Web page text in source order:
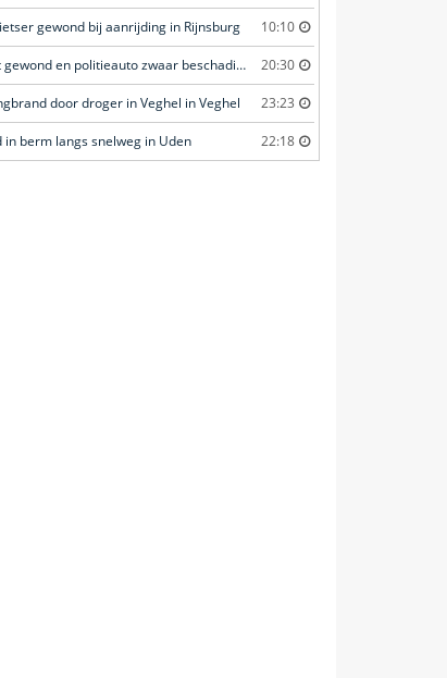
gewond bij aanrijding in Rijnsburg 10:10
Agent gewond en politieauto zwaar beschadigd tijdens achtervolging in Uden 20:30
door droger in Veghel in Veghel 23:23
in berm langs snelweg in Uden 22:18